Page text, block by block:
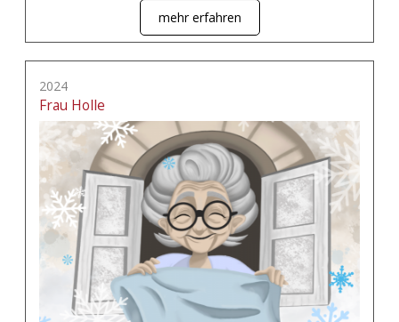
mehr erfahren
2024
Frau Holle